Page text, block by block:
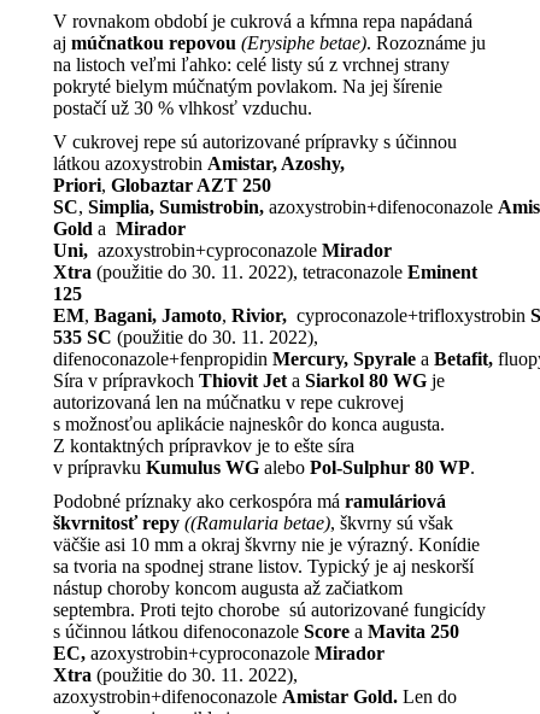
V rovnakom období je cukrová a kŕmna repa napádaná
aj múčnatkou repovou (Erysiphe betae). Rozoznáme ju
na listoch veľmi ľahko: celé listy sú z vrchnej strany
pokryté bielym múčnatým povlakom. Na jej šírenie
postačí už 30 % vlhkosť vzduchu.
V cukrovej repe sú autorizované prípravky s účinnou
látkou azoxystrobin Amistar, Azoshy,
Priori, Globaztar AZT 250
SC, Simplia, Sumistrobin, azoxystrobin+difenoconazole
Gold a Mirador
Uni, azoxystrobin+cyproconazole Mirador
Xtra (použitie do 30. 11. 2022), tetraconazole Eminent
125
EM, Bagani, Jamoto, Rivior, cyproconazole+trifloxystrobin
535 SC (použitie do 30. 11. 2022),
difenoconazole+fenpropidin Mercury, Spyrale a Betafit,
Síra v prípravkoch Thiovit Jet a Siarkol 80 WG je
autorizovaná len na múčnatku v repe cukrovej
s možnosťou aplikácie najneskôr do konca augusta.
Z kontaktných prípravkov je to ešte síra
v prípravku Kumulus WG alebo Pol-Sulphur 80 WP.
Podobné príznaky ako cerkospóra má ramuláriová
škvrnitosť repy ((Ramularia betae), škvrny sú však
väčšie asi 10 mm a okraj škvrny nie je výrazný. Konídie
sa tvoria na spodnej strane listov. Typický je aj neskorší
nástup choroby koncom augusta až začiatkom
septembra. Proti tejto chorobe sú autorizované fungicídy
s účinnou látkou difenoconazole Score a Mavita 250
EC, azoxystrobin+cyproconazole Mirador
Xtra (použitie do 30. 11. 2022),
azoxystrobin+difenoconazole Amistar Gold. Len do